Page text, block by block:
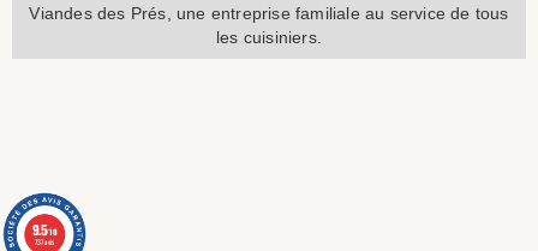
Viandes des Prés, une entreprise familiale au service de tous
les cuisiniers.
9.5/10
737 avis